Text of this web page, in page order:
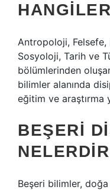
Antropoloji,
Sosyoloji, Tarih ve
bölümlerinden
bilimler alanında
eğitim ve araştırma
BEŞERI
Beşeri bilimler,